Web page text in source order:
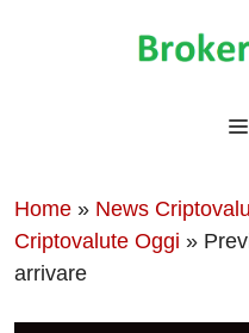
Home » News
Criptovalute Oggi »
arrivare